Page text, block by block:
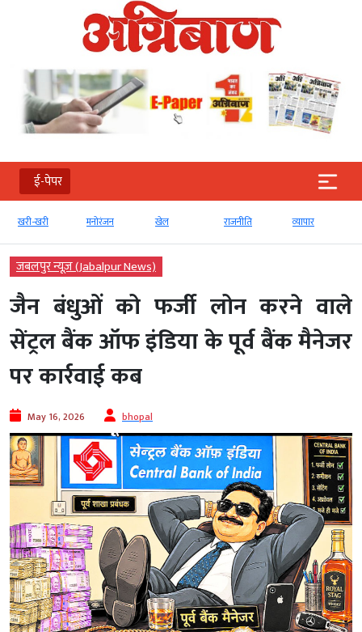
ई-पेपर
खरी-खरी मनोरंजन खेल राजनीति व्‍यापार
जबलपुर न्यूज़ (Jabalpur News)
जैन बंधुओं को फर्जी लोन करने वाले
सेंट्रल बैंक ऑफ इंडिया के पूर्व बैंक मैनेजर
पर कार्रवाई कब
May 16, 2026 bhopal